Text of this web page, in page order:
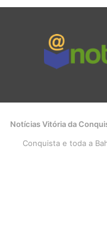
Notícias Vitória da
Conquista e toda a